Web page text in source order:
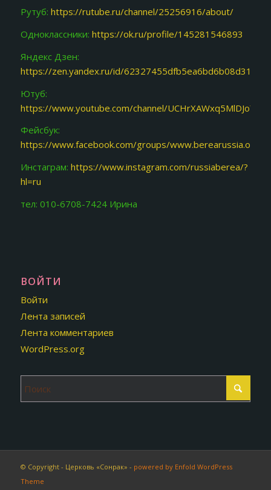
Рутуб: https://rutube.ru/channel/25256916/about/
Одноклассники: https://ok.ru/profile/145281546893
Яндекс Дзен:
https://zen.yandex.ru/id/62327455dfb5ea6bd6b08d31
Ютуб:
https://www.youtube.com/channel/
Фейсбук:
https://www.facebook.com/groups/www.berearussia.org/
Инстаграм: https://www.instagram.com/russiaberea/?
hl=ru
тел: 010-6708-7424 Ирина
ВОЙТИ
Войти
Лента записей
Лента комментариев
WordPress.org
© Copyright - Церковь «Сонрак» - powered by Enfold WordPress
Theme